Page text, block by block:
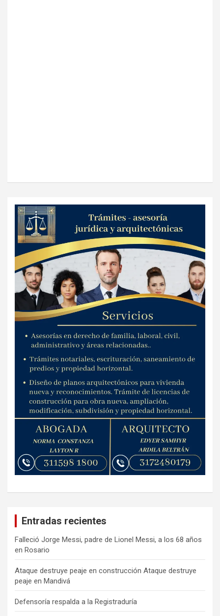
Entradas recientes
Falleció Jorge Messi, padre de Lionel Messi, a los 68 años
en Rosario
Ataque destruye peaje en construcción Ataque destruye
peaje en Mandivá
Defensoría respalda a la Registraduría